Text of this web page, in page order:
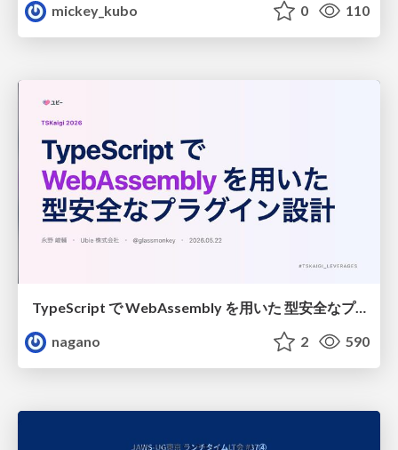
mickey_kubo
0 110
TypeScript で WebAssembly を用いた 型安全なプラグイン設計
nagano
2 590